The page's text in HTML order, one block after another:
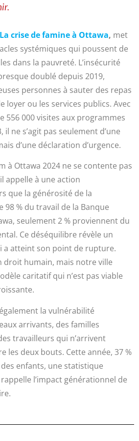
La crise de famine à Ottawa, met
systémiques qui poussent de
dans la pauvreté. L’insécurité
doublé depuis 2019,
personnes à sauter des repas
loyer ou les services publics. Avec
556 000 visites aux programmes
ne s’agit pas seulement d’une
d’une déclaration d’urgence.
à Ottawa 2024 ne se contente pas
appelle à une action
que la générosité de la
98 % du travail de la Banque
seulement 2 % proviennent du
Ce déséquilibre révèle un
a atteint son point de rupture.
droit humain, mais notre ville
caritatif qui n’est pas viable
la vulnérabilité
arrivants, des familles
travailleurs qui n’arrivent
les deux bouts. Cette année, 37 %
enfants, une statistique
l’impact générationnel de